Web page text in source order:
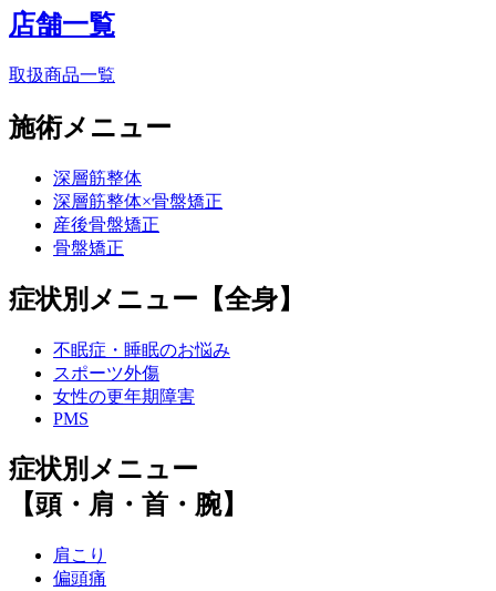
店舗一覧
取扱商品一覧
施術メニュー
深層筋整体
深層筋整体×骨盤矯正
産後骨盤矯正
骨盤矯正
症状別メニュー【全身】
不眠症・睡眠のお悩み
スポーツ外傷
女性の更年期障害
PMS
症状別メニュー
【頭・肩・首・腕】
肩こり
偏頭痛